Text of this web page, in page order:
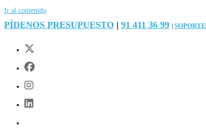
Ir al contenido
PÍDENOS PRESUPUESTO | 91 411 36 99 SOPORTE